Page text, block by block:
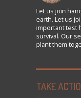
Let us join
earth. Let us
important test
survival. Our
plant them
TAKE